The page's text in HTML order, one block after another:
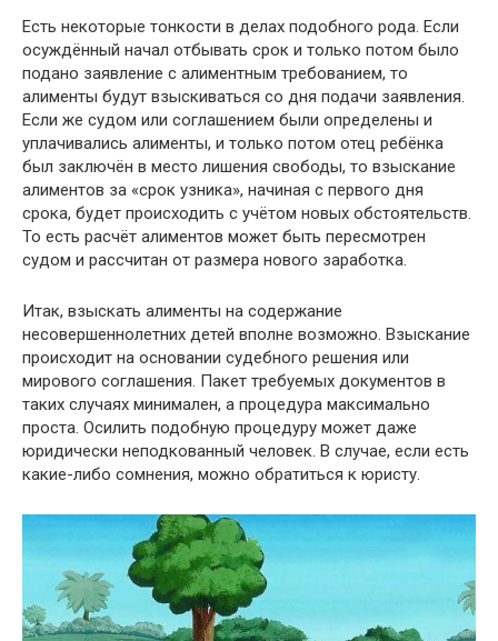
Есть некоторые тонкости в делах подобного рода. Если
осуждённый начал отбывать срок и только потом было
подано заявление с алиментным требованием, то
алименты будут взыскиваться со дня подачи заявления.
Если же судом или соглашением были определены и
уплачивались алименты, и только потом отец ребёнка
был заключён в место лишения свободы, то взыскание
алиментов за «срок узника», начиная с первого дня
срока, будет происходить с учётом новых обстоятельств.
То есть расчёт алиментов может быть пересмотрен
судом и рассчитан от размера нового заработка.
Итак, взыскать алименты на содержание
несовершеннолетних детей вполне возможно. Взыскание
происходит на основании судебного решения или
мирового соглашения. Пакет требуемых документов в
таких случаях минимален, а процедура максимально
проста. Осилить подобную процедуру может даже
юридически неподкованный человек. В случае, если есть
какие-либо сомнения, можно обратиться к юристу.